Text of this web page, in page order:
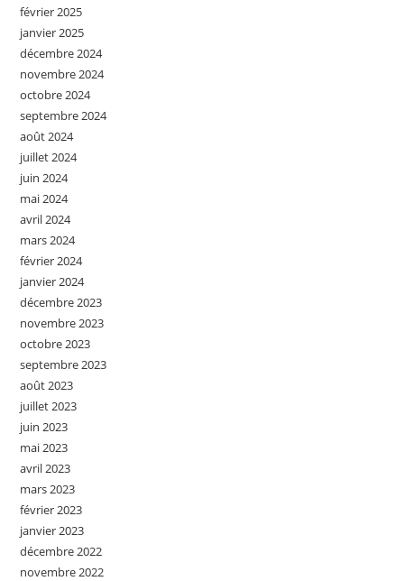
février 2025
janvier 2025
décembre 2024
novembre 2024
octobre 2024
septembre 2024
août 2024
juillet 2024
juin 2024
mai 2024
avril 2024
mars 2024
février 2024
janvier 2024
décembre 2023
novembre 2023
octobre 2023
septembre 2023
août 2023
juillet 2023
juin 2023
mai 2023
avril 2023
mars 2023
février 2023
janvier 2023
décembre 2022
novembre 2022